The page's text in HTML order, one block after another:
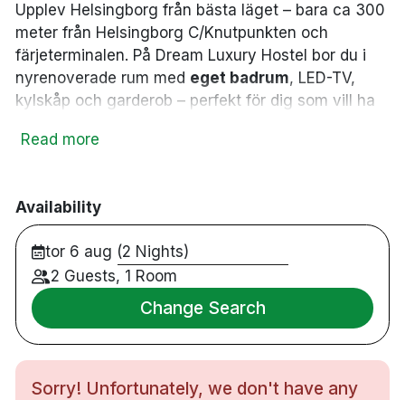
Upplev Helsingborg från bästa läget – bara ca 300
meter från Helsingborg C/Knutpunkten och
färjeterminalen. På Dream Luxury Hostel bor du i
nyrenoverade rum med eget badrum, LED-TV,
kylskåp och garderob – perfekt för dig som vill ha
en generös frukostbuffé, och du har dessutom
medeltida tornet Kärnan på bekvämt gångavstånd,
är detta en ideal bas för både weekend och
jobbresa.
Gratis Wi-Fi
Parkeringshus (175 kr / dygn)
Elbilsladdare
Read more
Availability
tor 6 aug (2 Nights)
2 Guests, 1 Room
Change Search
Sorry! Unfortunately, we don't have any